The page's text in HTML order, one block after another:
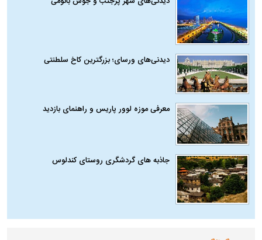
دیدنی‌های ورسای؛ بزرگترین کاخ سلطنتی
معرفی موزه لوور پاریس و راهنمای بازدید
جاذبه های گردشگری روستای کندلوس